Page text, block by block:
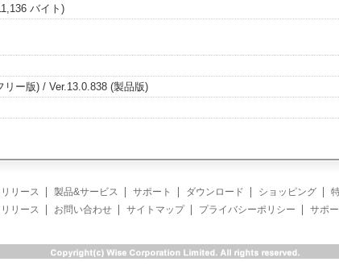
バイト)
リー版) / Ver.13.0.838 (製品版)
リース 製品&サービス サポート ダウンロード ショッピング
リース お問い合わせ サイトマップ プライバシーポリシー サポ